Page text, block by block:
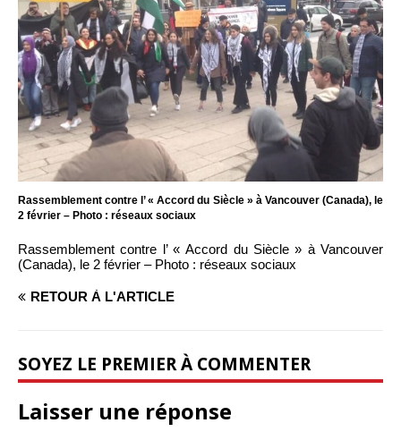
Rassemblement contre l’ « Accord du Siècle » à Vancouver (Canada), le
2 février – Photo : réseaux sociaux
Rassemblement contre l’ « Accord du Siècle » à Vancouver
(Canada), le 2 février – Photo : réseaux sociaux
RETOUR À L'ARTICLE
SOYEZ LE PREMIER À COMMENTER
Laisser une réponse